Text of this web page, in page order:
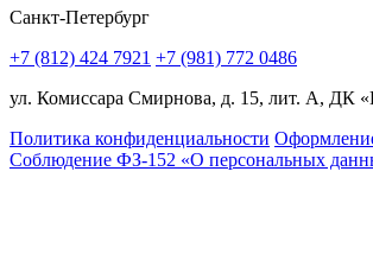
Санкт-Петербург
+7 (812) 424 7921 +7 (981) 772 0486
ул. Комиссара Смирнова, д. 15, лит. А, ДК
Политика конфиденциальности
Соблюдение ФЗ-152 «О персональ­ных